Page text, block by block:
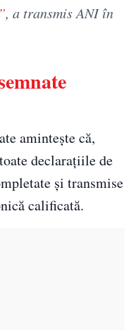
, a transmis ANI în
amintește că,
declarațiile de
și transmise
calificată.